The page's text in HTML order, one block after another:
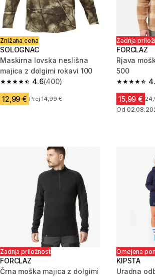
Znižana cena
SOLOGNAC
Maskirna lovska neslišna
majica z dolgimi rokavi 100
4.6
4.6 od 5 zvezdic from 400 ocene
(400)
12,99 € Prej 14,99 €
Zadnja
FORCLAZ
Rjava
500
4.6 od 5
15,99 €
Od
Zadnja priložnost
FORCLAZ
Črna moška majica z dolgimi
Omejena
KIPSTA
Uradna